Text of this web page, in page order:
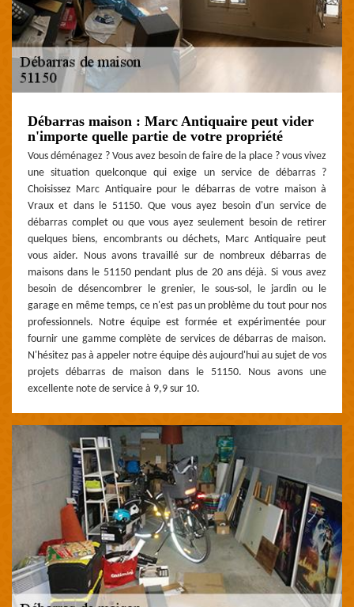
Débarras maison : Marc Antiquaire peut vider
n'importe quelle partie de votre propriété
Vous déménagez ? Vous avez besoin de faire de la place ? vous vivez
une situation quelconque qui exige un service de débarras ?
Choisissez Marc Antiquaire pour le débarras de votre maison à
Vraux et dans le 51150. Que vous ayez besoin d'un service de
débarras complet ou que vous ayez seulement besoin de retirer
quelques biens, encombrants ou déchets, Marc Antiquaire peut
vous aider. Nous avons travaillé sur de nombreux débarras de
maisons dans le 51150 pendant plus de 20 ans déjà. Si vous avez
besoin de désencombrer le grenier, le sous-sol, le jardin ou le
garage en même temps, ce n'est pas un problème du tout pour nos
professionnels. Notre équipe est formée et expérimentée pour
fournir une gamme complète de services de débarras de maison.
N'hésitez pas à appeler notre équipe dès aujourd'hui au sujet de vos
projets débarras de maison dans le 51150. Nous avons une
excellente note de service à 9,9 sur 10.